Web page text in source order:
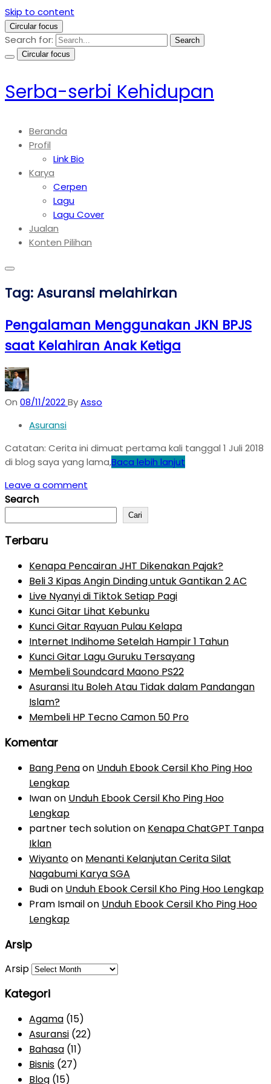
Skip to content
Circular focus
Search for:
Search
Circular focus
Serba-serbi Kehidupan
Beranda
Profil
Link Bio
Karya
Cerpen
Lagu
Lagu Cover
Jualan
Konten Pilihan
Tag:Asuransi melahirkan
Pengalaman Menggunakan JKN BPJS
saat Kelahiran Anak Ketiga
On 08/11/2022ByAsso
Asuransi
Catatan: Cerita ini dimuat pertama kali tanggal 1 Juli 2018
di blog saya yang lama,Baca lebih lanjut
Leave a comment
Search
Cari
Terbaru
Kenapa Pencairan JHT Dikenakan Pajak?
Beli 3 Kipas Angin Dinding untuk Gantikan 2 AC
Live Nyanyi di Tiktok Setiap Pagi
Kunci Gitar Lihat Kebunku
Kunci Gitar Rayuan Pulau Kelapa
Internet Indihome Setelah Hampir 1 Tahun
Kunci Gitar Lagu Guruku Tersayang
Membeli Soundcard Maono PS22
Asuransi Itu Boleh Atau Tidak dalam Pandangan
Islam?
Membeli HP Tecno Camon 50 Pro
Komentar
Bang Penaon Unduh Ebook Cersil Kho Ping Hoo
Lengkap
Iwanon Unduh Ebook Cersil Kho Ping Hoo
Lengkap
partner tech solutionon Kenapa ChatGPT Tanpa
Iklan
Wiyantoon Menanti Kelanjutan Cerita Silat
Nagabumi Karya SGA
Budion Unduh Ebook Cersil Kho Ping Hoo Lengkap
Pram Ismailon Unduh Ebook Cersil Kho Ping Hoo
Lengkap
Arsip
Arsip
Kategori
Agama (15)
Asuransi (22)
Bahasa (11)
Bisnis (27)
Blog (15)